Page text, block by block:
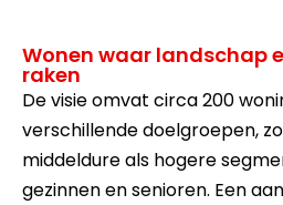
Wonen waar landschap
raken
De visie omvat circa 200
verschillende doelgroepen,
middeldure als hogere
gezinnen en senioren. Een